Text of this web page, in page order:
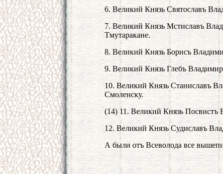
6. Великий Князь Святославъ
7. Великий Князь Мстиславъ
Тмутаракане.
8. Великий Князь Борисъ
9. Великий Князь Глебъ
10. Великий Князь Станиславъ
Смоленску.
(14) 11. Великий Князь Посвистъ
12. Великий Князь Судиславъ
А были отъ Всеволода все